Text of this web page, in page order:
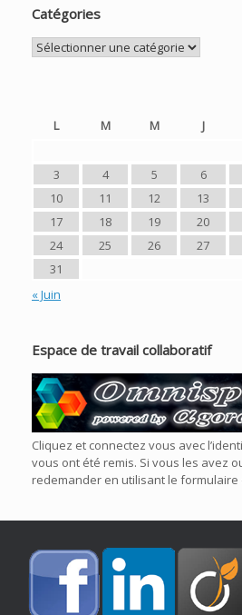
Catégories
Catégories
L
M M J
3
4 5 6
10
11 12 13
17
18 19 20
24
25 26 27
31
« Juin
Espace de travail collaboratif
Cliquez et connectez vous avec
vous ont été remis. Si vous les avez
redemander en utilisant le formulaire